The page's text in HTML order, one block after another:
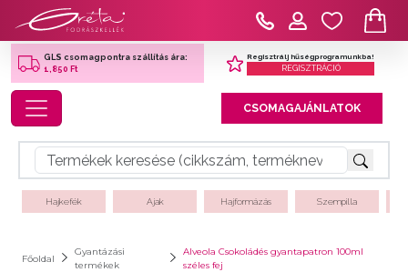
GLS csomagpontra szállítás ára:
1,850 Ft
Regisztrálj hűségprogramunkba!
REGISZTRÁCIÓ
Toggle navigation CSOMAGAJÁNLATOK
Hajkefék Ajak Hajformázás Szempilla
Főoldal
Gyantázási
termékek
Alveola Csokoládés gyantapatron 100ml
széles fej